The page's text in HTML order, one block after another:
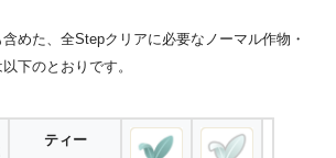
めた、全Stepクリアに必要なノーマル作物・
下のとおりです。
ティー